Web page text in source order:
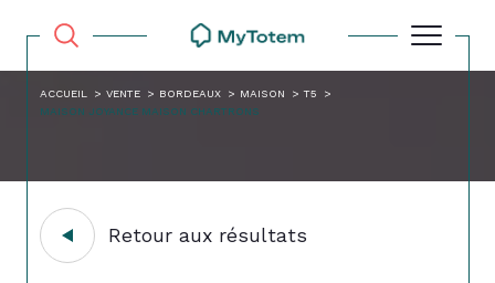
ACCUEIL VENTE BORDEAUX MAISON
T5
MAISON JOYANCE MAISON CHARTRONS
Retour aux résultats